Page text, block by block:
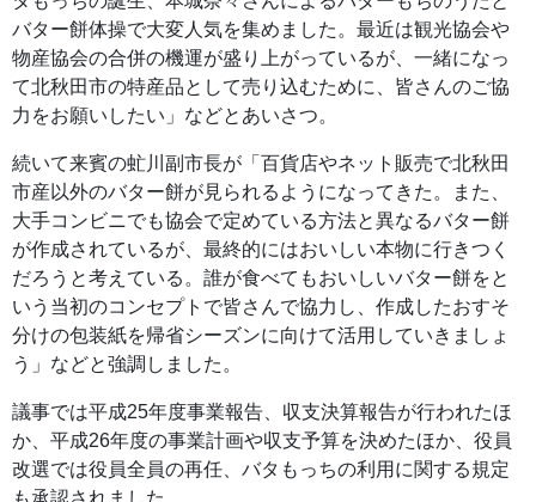
バター餅体操で大変人気を集めました。最近は観光協会や
物産協会の合併の機運が盛り上がっているが、一緒になっ
て北秋田市の特産品として売り込むために、皆さんのご協
力をお願いしたい」などとあいさつ。
続いて来賓の虻川副市長が「百貨店やネット販売で北秋田
市産以外のバター餅が見られるようになってきた。また、
大手コンビニでも協会で定めている方法と異なるバター餅
が作成されているが、最終的にはおいしい本物に行きつく
だろうと考えている。誰が食べてもおいしいバター餅をと
いう当初のコンセプトで皆さんで協力し、作成したおすそ
分けの包装紙を帰省シーズンに向けて活用していきましょ
う」などと強調しました。
議事では平成25年度事業報告、収支決算報告が行われたほ
か、平成26年度の事業計画や収支予算を決めたほか、役員
改選では役員全員の再任、バタもっちの利用に関する規定
も承認されました。